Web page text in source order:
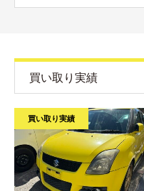
買い取り実績
買い取り実績